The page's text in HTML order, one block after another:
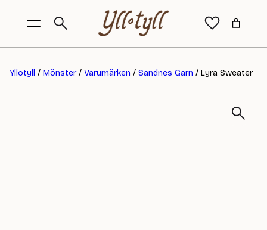
Yllotyll / Mönster/ Varumärken / Sandnes Garn / Lyra Sweater